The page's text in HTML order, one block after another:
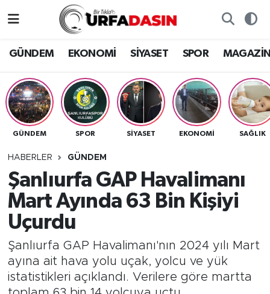
GÜNDEM EKONOMİ SİYASET SPOR
GÜNDEM SPOR SİYASET EKONOMİ SAĞLIK
HABERLER GÜNDEM
Şanlıurfa GAP Havalimanı
Mart Ayında 63 Bin Kişiyi
Uçurdu
Şanlıurfa GAP Havalimanı'nın 2024 yılı Mart
ayına ait hava yolu uçak, yolcu ve yük
istatistikleri açıklandı. Verilere göre martta
EKONOMİ
SİYASET
SPOR
SAĞLIK
TEKNOLOJİ
OTOMOBİL
Gizlilik ve Güvenlik Politikası
İletişim
Nöbetçi Eczaneler
Hava Durumu
Namaz Vakitleri
Trafik Durumu
Süper Lig Puan Durumu ve Fikstür
Tüm Manşetler
Son Dakika Haberleri
Haber Arşivi